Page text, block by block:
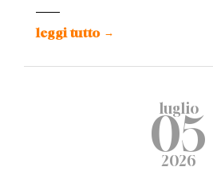
leggi tutto →
luglio
05
2026